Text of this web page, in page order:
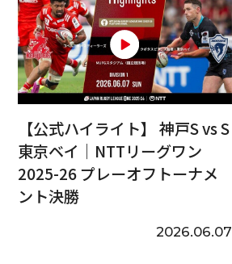
【公式ハイライト】 神戸S vs S
東京ベイ｜NTTリーグワン
2025-26 プレーオフトーナメ
ント決勝
2026.06.07